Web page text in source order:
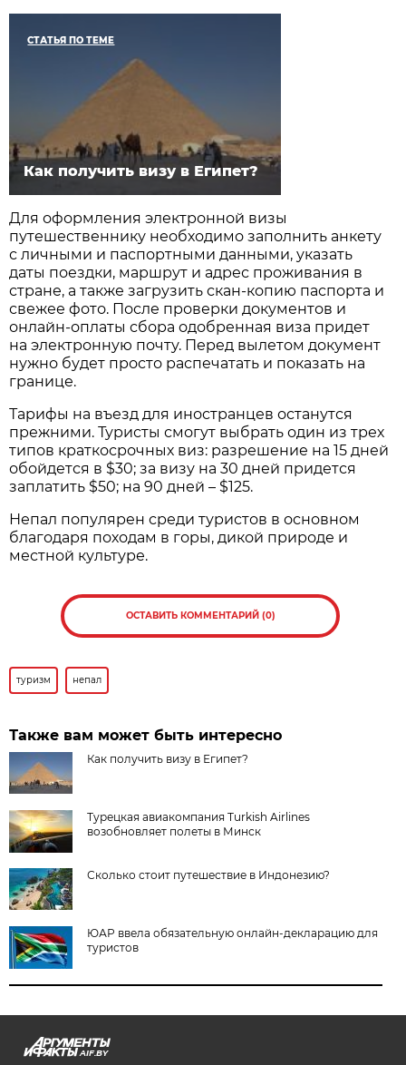
СТАТЬЯ ПО ТЕМЕ
Как получить визу в Египет?
Для оформления электронной визы
путешественнику необходимо заполнить анкету
с личными и паспортными данными, указать
даты поездки, маршрут и адрес проживания в
стране, а также загрузить скан-копию паспорта и
свежее фото. После проверки документов и
онлайн-оплаты сбора одобренная виза придет
на электронную почту. Перед вылетом документ
нужно будет просто распечатать и показать на
границе.
Тарифы на въезд для иностранцев останутся
прежними. Туристы смогут выбрать один из трех
типов краткосрочных виз: разрешение на 15 дней
обойдется в $30; за визу на 30 дней придется
заплатить $50; на 90 дней – $125.
Непал популярен среди туристов в основном
благодаря походам в горы, дикой природе и
местной культуре.
ОСТАВИТЬ КОММЕНТАРИЙ (0)
туризм непал
Также вам может быть интересно
Как получить визу в Египет?
Турецкая авиакомпания Turkish Airlines
возобновляет полеты в Минск
Сколько стоит путешествие в Индонезию?
ЮАР ввела обязательную онлайн-декларацию для
туристов
AIF.BY